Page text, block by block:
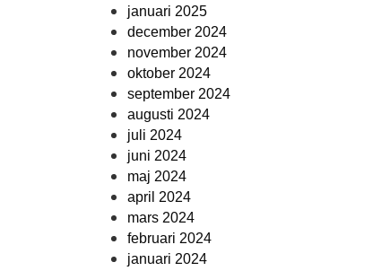
januari 2025
december 2024
november 2024
oktober 2024
september 2024
augusti 2024
juli 2024
juni 2024
maj 2024
april 2024
mars 2024
februari 2024
januari 2024